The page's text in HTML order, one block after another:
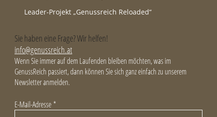
Leader-Projekt „Genussreich Reloaded“
Sie haben eine Frage? Wir helfen!
info@genussreich.at
Wenn Sie immer auf dem Laufenden bleiben möchten, was im
GenussReich passiert, dann können Sie sich ganz einfach zu unserem
Newsletter anmelden.
E-Mail-Adresse *